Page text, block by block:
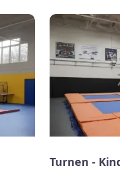
Turnen -